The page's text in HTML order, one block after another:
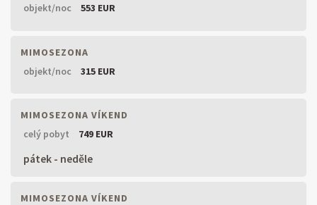
objekt/noc
553 EUR
MIMOSEZONA
objekt/noc
315 EUR
MIMOSEZONA VÍKEND
celý pobyt
749 EUR
pátek - neděle
MIMOSEZONA VÍKEND